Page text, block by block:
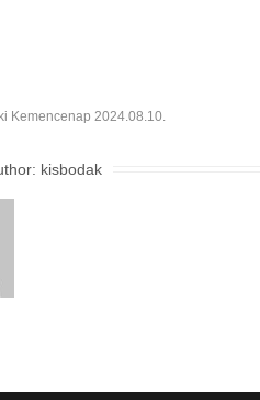
Kemencenap 2024.08.10.
kisbodak